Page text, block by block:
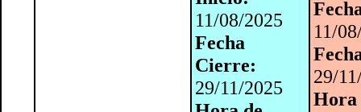
11/08/2025
Fecha
Cierre:
29/11/2025
11/
29/
Hora